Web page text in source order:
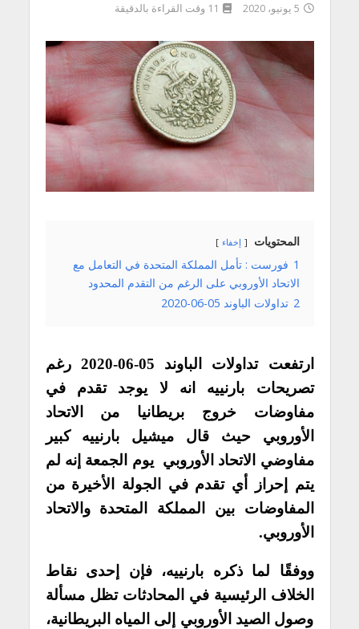
5 يونيو، 2020 11 وقت القراءة بالدقيقة
المحتويات إخفاء
1 فورست : تأمل المملكة المتحدة في التعامل مع
الاتحاد الأوروبي على الرغم من التقدم المحدود
2 تداولات الباوند 05-06-2020
ارتفعت تداولات الباوند 05-06-2020 رغم
تصريحات بارنييه انه لا يوجد تقدم في
مفاوضات خروج بريطانيا من الاتحاد
الأوروبي حيثقال ميشيل بارنييه كبير
مفاوضي الاتحاد الأوروبي يوم الجمعة إنه لم
يتم إحراز أي تقدم في الجولة الأخيرة من
المفاوضات بين المملكة المتحدة والاتحاد
الأوروبي.
ووفقًا لما ذكره بارنييه، فإن إحدى نقاط
الخلاف الرئيسية في المحادثات تظل مسألة
وصول الصيد الأوروبي إلى المياه البريطانية،